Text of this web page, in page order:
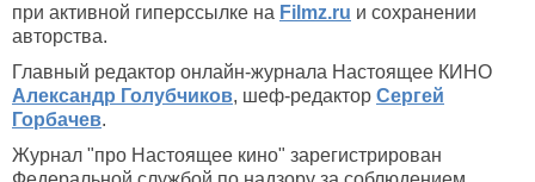
при активной гиперссылке на Filmz.ru и сохранении
авторства.
Главный редактор онлайн-журнала Настоящее КИНО
Александр Голубчиков, шеф-редактор Сергей
Горбачев.
Журнал "про Настоящее кино" зарегистрирован